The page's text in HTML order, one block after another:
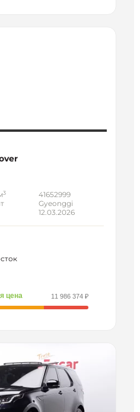
3
41652999
Gyeonggi
12.03.2026
цена 11 986 374 ₽